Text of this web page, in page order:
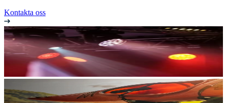
Kontakta oss